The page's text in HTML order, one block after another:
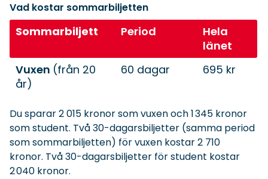
Vad kostar sommarbiljetten
Sommarbiljett Period
Hela
länet
Vuxen (från 20
år)
60 dagar 695 kr
Du sparar2015 kronor som vuxen och1345 kronor
somstudent. Två 30-dagarsbiljetter (samma period
som sommarbiljetten) för vuxen kostar 2 710
kronor. Två 30-dagarsbiljetter för student kostar
2 040 kronor.